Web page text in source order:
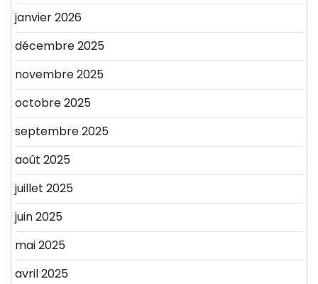
janvier 2026
décembre 2025
novembre 2025
octobre 2025
septembre 2025
août 2025
juillet 2025
juin 2025
mai 2025
avril 2025